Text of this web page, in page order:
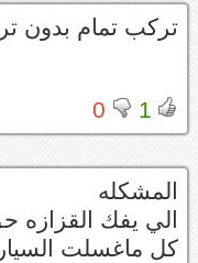
تركب تمام بدون
1
0
المشكله
الي يفك القزازه
كل ماغسلت